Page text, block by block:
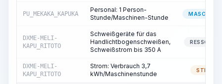
PU_MEKAKA_KAPUKA
Personal: 1 Person-
Stunde/Maschinen-Stunde
DXME-MELI-
KAPU_RITOTO
Schweißgeräte für das
Handlichtbogenschweißen,
Schweißstrom bis 350 A
DXME-MELI-
KAPU_RITOTO
Strom: Verbrauch 3,7
kWh/Maschinenstunde
STROM